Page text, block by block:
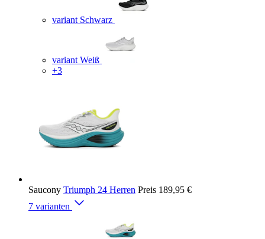
variant Schwarz
variant Weiß
+3
Saucony Triumph 24 Herren Preis 189,95 €
7 varianten